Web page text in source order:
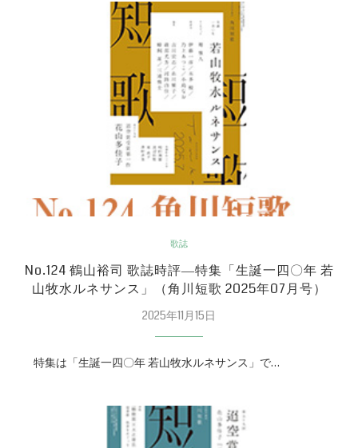
歌誌
No.124 鶴山裕司 歌誌時評―特集「生誕一四〇年 若
山牧水ルネサンス」（角川短歌 2025年07月号）
2025年11月15日
特集は「生誕一四〇年 若山牧水ルネサンス」で…